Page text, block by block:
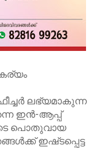
ലഭ്യമാകുന്ന
ഇൻ-ആപ്പ്
പൊതുവായ
ഇഷ്‍ടപ്പെട്ട